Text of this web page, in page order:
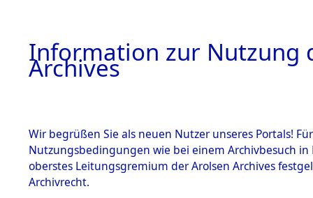
Information zur Nutzung
Archives
Wir begrüßen Sie als neuen Nutzer unseres Portals!
Nutzungsbedingungen wie bei einem Archivbesuch
oberstes Leitungsgremium der Arolsen Archives
Archivrecht.